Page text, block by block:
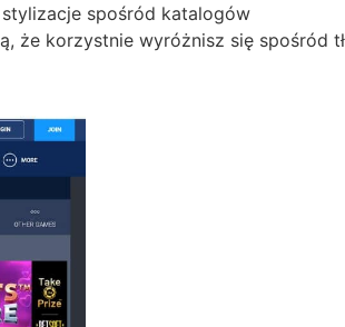
spośród katalogów
że korzystnie wyróżnisz się spośród